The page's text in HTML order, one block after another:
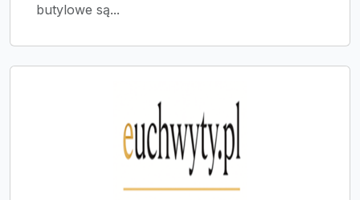
butylowe są...